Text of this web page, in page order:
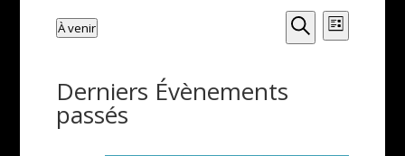
Recherche
et
de
Recherche
de
Liste
À venir
date.
Derniers Évènements
passés